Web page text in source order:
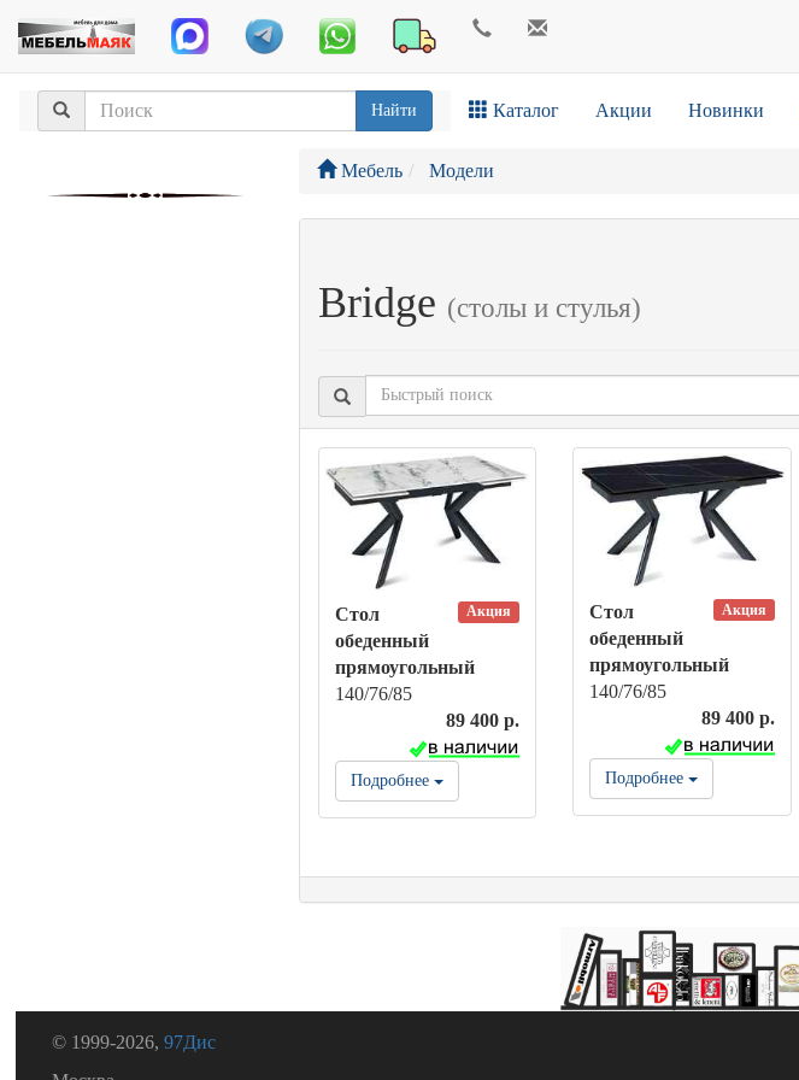
Найти Каталог Акции Новинки
Мебель Модели
Bridge (столы и стулья)
Акция
Стол
обеденный
прямоугольный
140/76/85
89 400 р.
Подробнее
Акция
Стол
обеденный
прямоугольный
140/76/85
89 400 р.
Подробнее
© 1999-2026,97Дис